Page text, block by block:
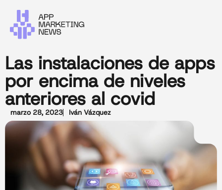
Las instalaciones de apps
por encima de niveles
anteriores al covid
marzo 28, 2023 Iván Vázquez